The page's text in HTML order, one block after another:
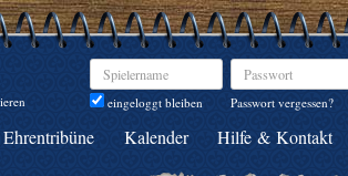
Spielername
eingeloggt bleiben
Passwort
Passwort vergessen?
Ehrentribüne Kalender Hilfe & Kontakt